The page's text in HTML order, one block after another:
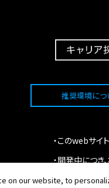
推奨環境につ
・このwebサイ
・開発中につき
・機械の通信状
on our website, to